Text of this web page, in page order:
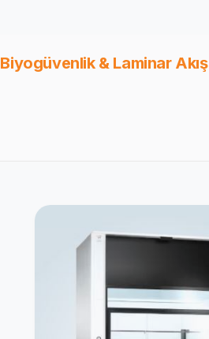
Biyogüvenlik & Laminar Akış